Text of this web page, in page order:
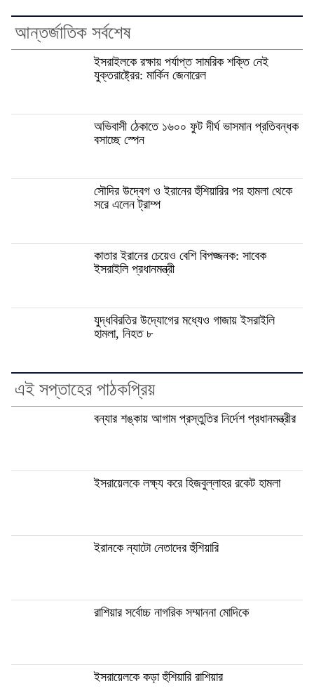
আন্তর্জাতিক সর্বশেষ
ইসরাইলকে রক্ষায় পর্যাপ্ত সামরিক শক্তি নেই
যুক্তরাষ্ট্রের: মার্কিন জেনারেল
অভিবাসী ঠেকাতে ১৬০০ ফুট দীর্ঘ ভাসমান প্রতিবন্ধক
বসাচ্ছে স্পেন
সৌদির উদ্বেগ ও ইরানের হুঁশিয়ারির পর হামলা থেকে
সরে এলেন ট্রাম্প
কাতার ইরানের চেয়েও বেশি বিপজ্জনক: সাবেক
ইসরাইলি প্রধানমন্ত্রী
যুদ্ধবিরতির উদ্যোগের মধ্যেও গাজায় ইসরাইলি
হামলা, নিহত ৮
এই সপ্তাহের পাঠকপ্রিয়
বন্যার শঙ্কায় আগাম প্রস্তুতির নির্দেশ প্রধানমন্ত্রীর
ইসরায়েলকে লক্ষ্য করে হিজবুল্লাহর রকেট হামলা
ইরানকে ন্যাটো নেতাদের হুঁশিয়ারি
রাশিয়ার সর্বোচ্চ নাগরিক সম্মাননা মোদিকে
ইসরায়েলকে কড়া হুঁশিয়ারি রাশিয়ার